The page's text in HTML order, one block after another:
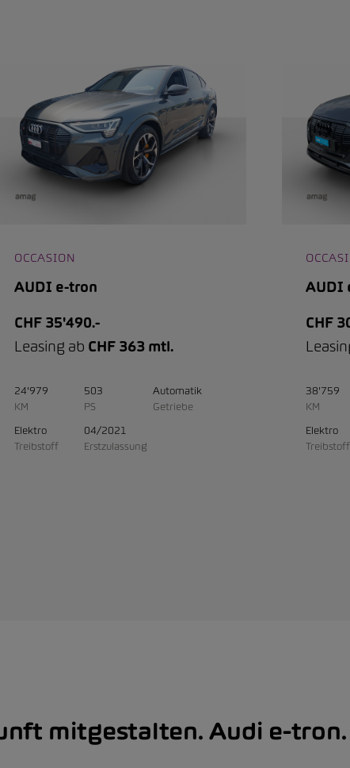
OCCASION
AUDI e-tron
CHF 35'490.-
Leasing ab CHF 363 mtl.
24'979
KM
503
PS
Automatik
Getriebe
Elektro
Treibstoff
04/2021
Erstzulassung
AUDI
CHF
38'759
KM
Elektro
Treibstoff
mitgestalten. Audi e-tron.